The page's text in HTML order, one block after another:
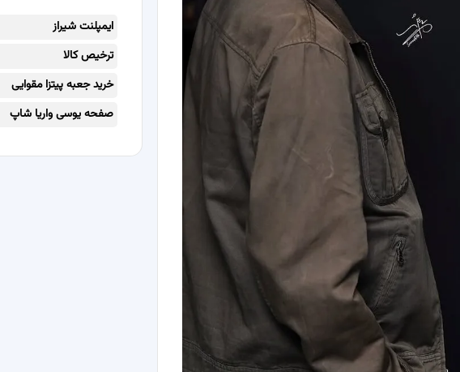
ایمپلنت شیراز
ترخیص کالا
خرید جعبه پیتزا مقوایی
صفحه یوسی واریا شاپ